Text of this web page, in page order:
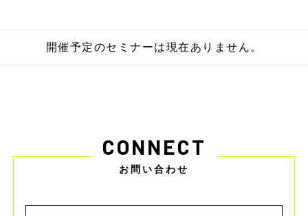
開催予定のセミナーは現在ありません。
CONNECT
お問い合わせ